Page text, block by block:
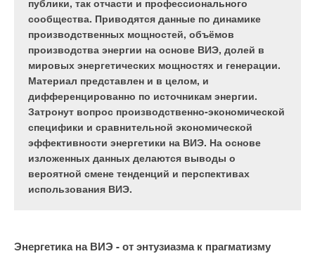
публики, так отчасти и профессионального
сообщества. Приводятся данные по динамике
производственных мощностей, объёмов
производства энергии на основе ВИЭ, долей в
мировых энергетических мощностях и генерации.
Материал представлен и в целом, и
дифференцированно по источникам энергии.
Затронут вопрос производственно-экономической
специфики и сравнительной экономической
эффективности энергетики на ВИЭ. На основе
изложенных данных делаются выводы о
вероятной смене тенденций и перспективах
использования ВИЭ.
Энергетика на ВИЭ - от энтузиазма к прагматизму
Оформить подписку
Журнал С.О.К. № ,